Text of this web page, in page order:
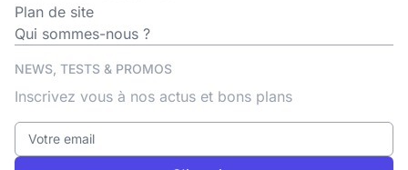
Plan de site
Qui sommes-nous ?
NEWS, TESTS & PROMOS
Inscrivez vous à nos actus et bons plans